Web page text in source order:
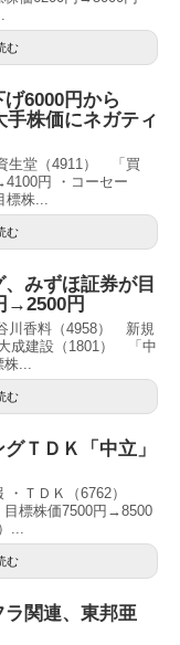
む
6000円から
手株価にネガティ
生堂（4911） 「買
円 ・コーセー
標株...
む
みずほ証券が目
→2500円
川香料（4958） 新規
成建設（1801） 「中
...
む
ＴＤＫ「中立」
・ＴＤＫ（6762）
標株価7500円→8500
...
む
関連、東邦亜